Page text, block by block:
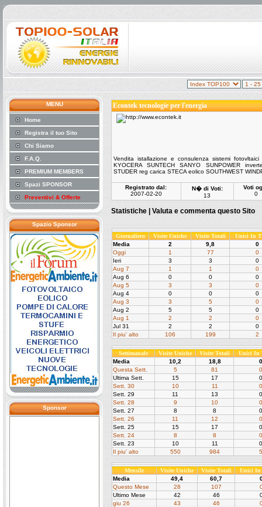
MENU
Home
Registra il tuo Sito
Chi Siamo
F.A.Q.
PREMIUM MEMBERS
Spazi SPONSOR
Preventivi & Offerte
Spazio Sponsor
Sponsor
Econtek tecnologie per l'energia
Vendita istallazione e consulenza sistemi
KYOCERA SUNTECH SANYO SUNPOWER
STUDER reg carica STECA eolico SOUTHWEST
Registrato dal:
2007-02-20
N� di Voti:
13
Voti
0
Statistiche | Valuta e commenta questo Sito
Giornaliero Visite Uniche Visite Totali
Unici In
Media
2 9,8
0
Oggi
1 77
0
Ieri
3 3
0
Aug 7
1 1
0
Aug 6
0 0
0
Aug 5
3 3
0
Aug 4
0 0
0
Aug 3
3 5
0
Aug 2
5 5
0
Aug 1
2 2
0
Jul 31
2 2
0
Il piu' alto
106 199 2
Settimanale Visite Uniche Visite Totali
Unici In
Media
10,2 18,8
0
Questa Sett.
5 81
0
Ultima Sett.
15 17
0
Sett. 30
10 11
0
Sett. 29
11 13
0
Sett. 28
9 10
0
Sett. 27
8 8
0
Sett. 26
11 12
0
Sett. 25
15 17
0
Sett. 24
8 8
0
Sett. 23
10 11
0
Il piu' alto
550 984 5
Mensile Visite Uniche Visite Totali
Unici In
Media
49,4 60,7
Questo Mese
28 107
Ultimo Mese
42 46
giu 26
43 46